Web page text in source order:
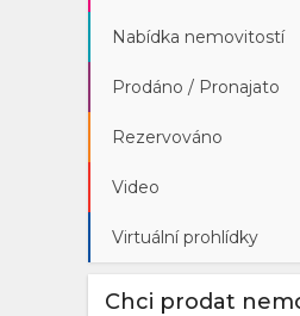
Nabídka nemovitostí
Prodáno / Pronajato
Rezervováno
Video
Virtuální prohlídky
Chci prodat